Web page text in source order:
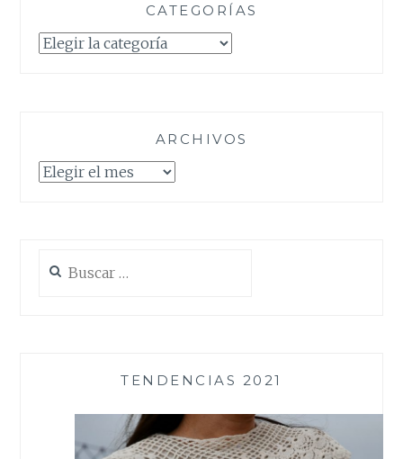
CATEGORÍAS
Categorías
ARCHIVOS
Archivos
TENDENCIAS 2021